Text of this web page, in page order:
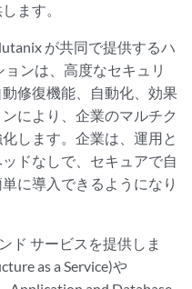
ます。
が共同で提供するハ
ンは、高度なセキュリ
修復機能、自動化、効果
により、企業のマルチク
します。企業は、運用と
ドなしで、セキュアで自
に導入できるようになり
ド サービスを提供しま
as a Service)や